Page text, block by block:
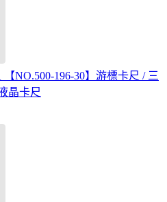
NO.500-196-30】游標卡尺 / 三
晶卡尺